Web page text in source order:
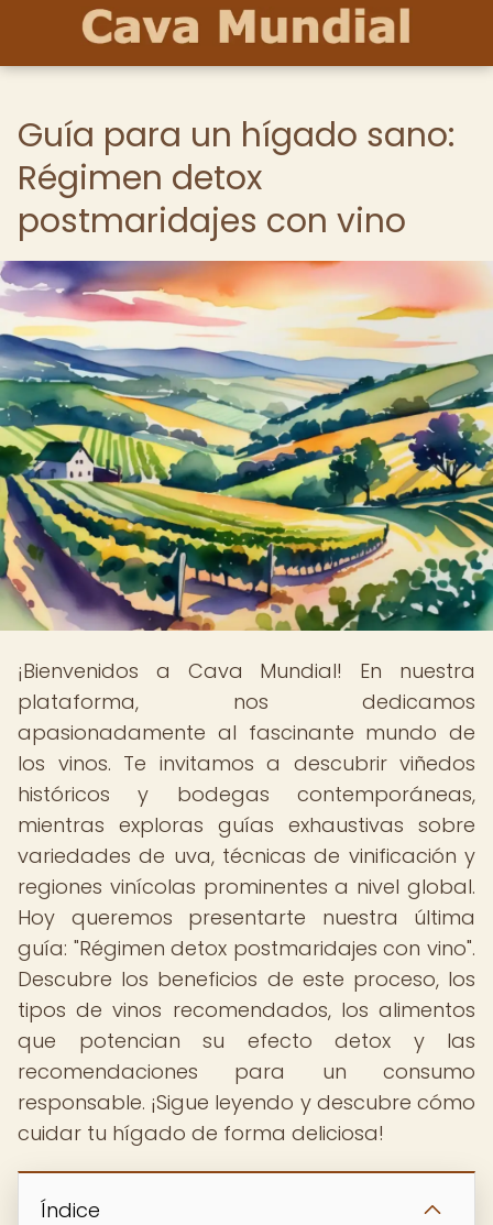
Guía para un hígado sano:
Régimen detox
postmaridajes con vino
¡Bienvenidos a Cava Mundial! En nuestra
plataforma, nos dedicamos
apasionadamente al fascinante mundo de
los vinos. Te invitamos a descubrir viñedos
históricos y bodegas contemporáneas,
mientras exploras guías exhaustivas sobre
variedades de uva, técnicas de vinificación y
regiones vinícolas prominentes a nivel global.
Hoy queremos presentarte nuestra última
guía: "Régimen detox postmaridajes con vino".
Descubre los beneficios de este proceso, los
tipos de vinos recomendados, los alimentos
que potencian su efecto detox y las
recomendaciones para un consumo
responsable. ¡Sigue leyendo y descubre cómo
cuidar tu hígado de forma deliciosa!
Índice